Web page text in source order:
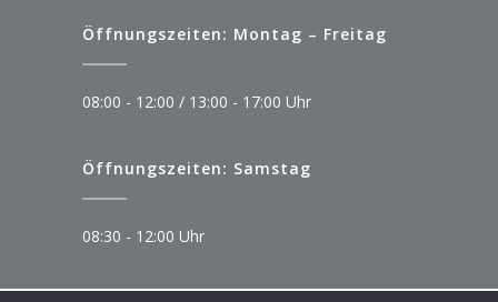
Öffnungszeiten: Montag – Freitag
08:00 - 12:00 / 13:00 - 17:00 Uhr
Öffnungszeiten: Samstag
08:30 - 12:00 Uhr